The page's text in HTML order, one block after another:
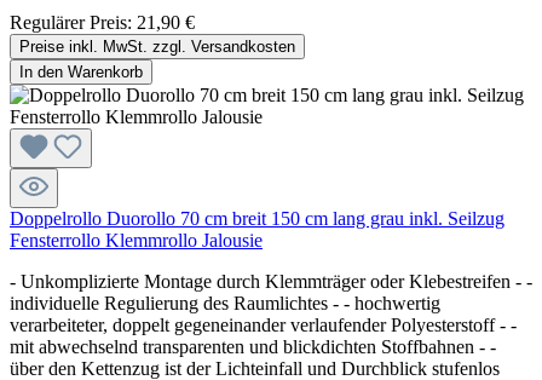
Regulärer Preis: 21,90 €
Preise inkl. MwSt. zzgl. Versandkosten
In den Warenkorb
Doppelrollo Duorollo 70 cm breit 150 cm lang grau inkl. Seilzug
Fensterrollo Klemmrollo Jalousie
- Unkomplizierte Montage durch Klemmträger oder Klebestreifen - -
individuelle Regulierung des Raumlichtes - - hochwertig
verarbeiteter, doppelt gegeneinander verlaufender Polyesterstoff - -
mit abwechselnd transparenten und blickdichten Stoffbahnen - -
über den Kettenzug ist der Lichteinfall und Durchblick stufenlos